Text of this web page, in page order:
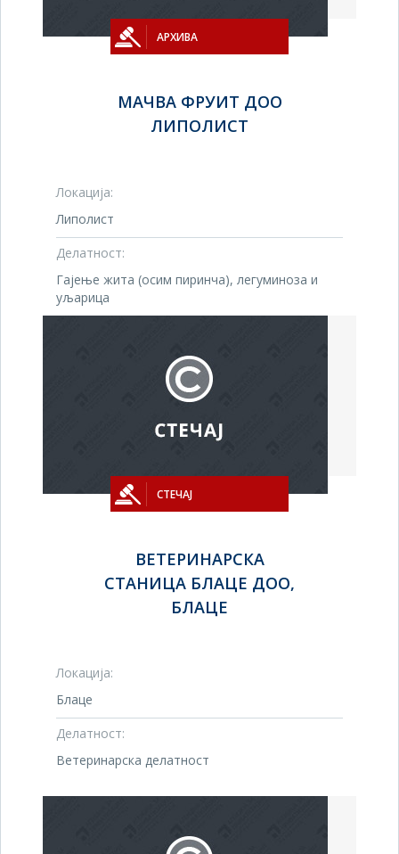
АРХИВА
МАЧВА ФРУИТ ДОО
ЛИПОЛИСТ
Локација:
Липолист
Делатност:
Гајење жита (осим пиринча), легуминоза и
уљарица
СТЕЧАЈ
ВЕТЕРИНАРСКА
СТАНИЦА БЛАЦЕ ДОО,
БЛАЦЕ
Локација:
Блаце
Делатност:
Ветеринарска делатност